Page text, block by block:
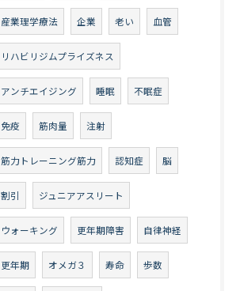
産業理学療法 企業 老い 血管
リハビリジムプライズネス
アンチエイジング 睡眠 不眠症
免疫 筋肉量 注射
筋力トレーニング筋力 認知症 脳
割引 ジュニアアスリート
ウォーキング 更年期障害 自律神経
更年期 オメガ３ 寿命 歩数